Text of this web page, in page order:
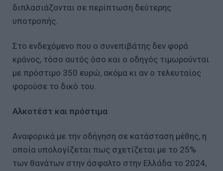
διπλασιάζονται σε περίπτωση δεύτερης
υποτροπής.
Στο ενδεχόμενο που ο συνεπιβάτης δεν φορά
κράνος, τόσο αυτός όσο και ο οδηγός τιμωρούνται
με πρόστιμο 350 ευρώ, ακόμα κι αν ο τελευταίος
φορούσε το δικό του.
Αλκοτέστ και πρόστιμα
Αναφορικά με την οδήγηση σε κατάσταση μέθης, η
οποία υπολογίζεται πως σχετίζεται με το 25%
των θανάτων στην άσφαλτο στην Ελλάδα το 2024,